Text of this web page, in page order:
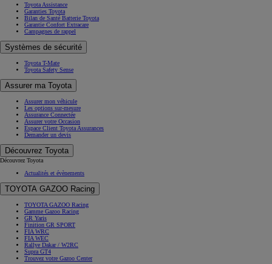
Toyota Assistance
Garanties Toyota
Bilan de Santé Batterie Toyota
Garantie Confort Extracare
Campagnes de rappel
Systèmes de sécurité
Toyota T-Mate
Toyota Safety Sense
Assurer ma Toyota
Assurer mon véhicule
Les options sur-mesure
Assurance Connectée
Assurer votre Occasion
Espace Client Toyota Assurances
Demander un devis
Découvrez Toyota
Découvrez Toyota
Actualités et évènements
TOYOTA GAZOO Racing
TOYOTA GAZOO Racing
Gamme Gazoo Racing
GR Yaris
Finition GR SPORT
FIA WRC
FIA WEC
Rallye Dakar / W2RC
Supra GT4
Trouvez votre Gazoo Center